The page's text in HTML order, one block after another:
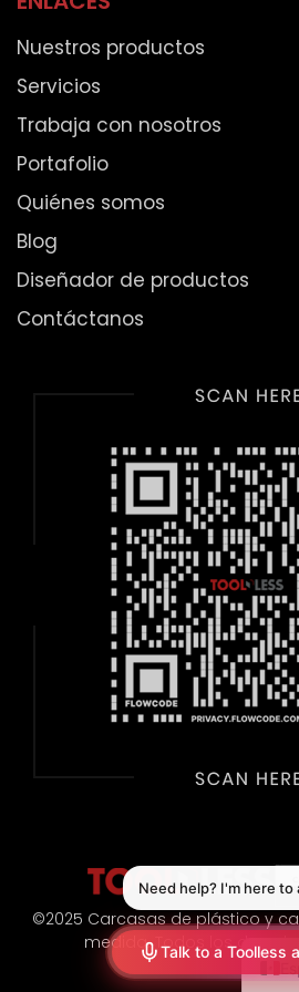
Nuestros productos
Servicios
Trabaja con nosotros
Portafolio
Quiénes somos
Blog
Diseñador de productos
Contáctanos
©2025 Carcasas de plástico y
medida. Todos los